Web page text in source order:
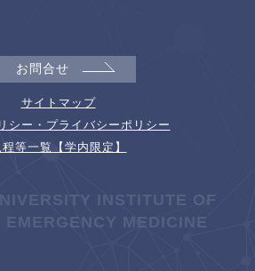
お問合せ
サイトマップ
シー・プライバシーポリシー
程等一覧【学内限定】
INSTITUTE OF
EMERGENCY MEDICINE